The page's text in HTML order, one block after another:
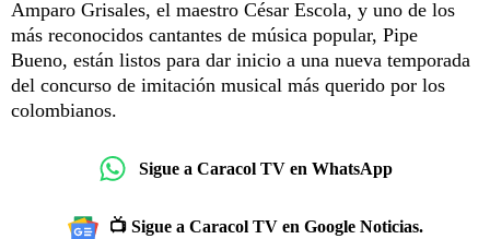
Amparo Grisales, el maestro César Escola, y uno de los
más reconocidos cantantes de música popular, Pipe
Bueno, están listos para dar inicio a una nueva temporada
del concurso de imitación musical más querido por los
colombianos.
Sigue a Caracol TV en WhatsApp
📺 Sigue a Caracol TV en Google Noticias.